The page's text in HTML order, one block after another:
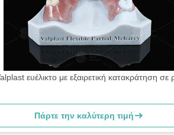
ευέλικτο με εξαιρετική κατακράτηση σε
Πάρτε την καλύτερη τιμή